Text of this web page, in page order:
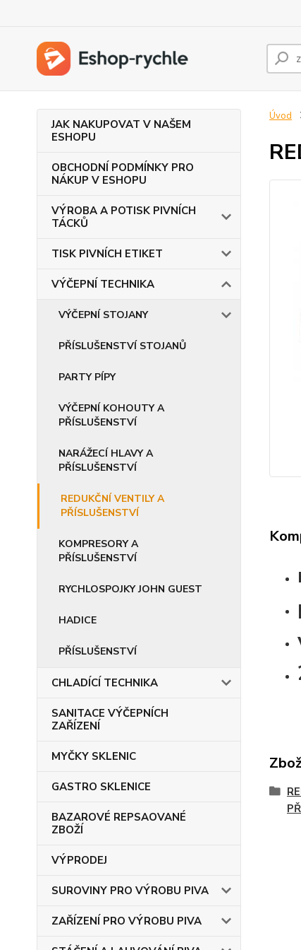
JAK NAKUPOVAT V NAŠEM
ESHOPU
OBCHODNÍ PODMÍNKY PRO
NÁKUP V ESHOPU
VÝROBA A POTISK PIVNÍCH
TÁCKŮ
TISK PIVNÍCH ETIKET
VÝČEPNÍ TECHNIKA
VÝČEPNÍ STOJANY
PŘÍSLUŠENSTVÍ STOJANŮ
PARTY PÍPY
VÝČEPNÍ KOHOUTY A
PŘÍSLUŠENSTVÍ
NARÁŽECÍ HLAVY A
PŘÍSLUŠENSTVÍ
REDUKČNÍ VENTILY A
PŘÍSLUŠENSTVÍ
KOMPRESORY A
PŘÍSLUŠENSTVÍ
RYCHLOSPOJKY JOHN GUEST
HADICE
PŘÍSLUŠENSTVÍ
CHLADÍCÍ TECHNIKA
SANITACE VÝČEPNÍCH
ZAŘÍZENÍ
MYČKY SKLENIC
GASTRO SKLENICE
BAZAROVÉ REPSAOVANÉ
ZBOŽÍ
VÝPRODEJ
SUROVINY PRO VÝROBU PIVA
ZAŘÍZENÍ PRO VÝROBU PIVA
Úvod